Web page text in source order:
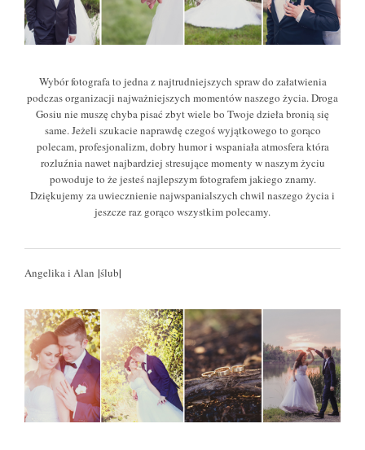
Wybór fotografa to jedna z najtrudniejszych spraw do załatwienia
podczas organizacji najważniejszych momentów naszego życia. Droga
Gosiu nie muszę chyba pisać zbyt wiele bo Twoje dzieła bronią się
same. Jeżeli szukacie naprawdę czegoś wyjątkowego to gorąco
polecam, profesjonalizm, dobry humor i wspaniała atmosfera która
rozluźnia nawet najbardziej stresujące momenty w naszym życiu
powoduje to że jesteś najlepszym fotografem jakiego znamy.
Dziękujemy za uwiecznienie najwspanialszych chwil naszego życia i
jeszcze raz gorąco wszystkim polecamy.
Angelika i Alan |ślub|